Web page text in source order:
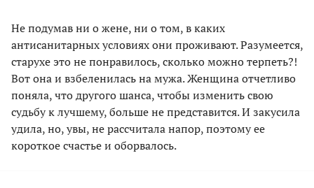
Не подумав ни о жене, ни о том, в каких
антисанитарных условиях они проживают. Разумеется,
старухе это не понравилось, сколько можно терпеть?!
Вот она и взбеленилась на мужа. Женщина отчетливо
поняла, что другого шанса, чтобы изменить свою
судьбу к лучшему, больше не представится. И закусила
удила, но, увы, не рассчитала напор, поэтому ее
короткое счастье и оборвалось.